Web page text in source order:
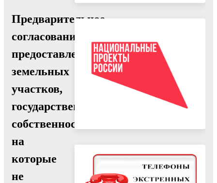
Предварительное
согласование
предоставления
земельных
участков,
государственная
собственность
на
которые
не